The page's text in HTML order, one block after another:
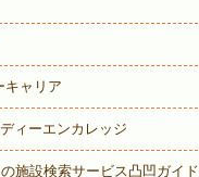
キャリア
ィーエンカレッジ
施設検索サービス凸凹ガイド